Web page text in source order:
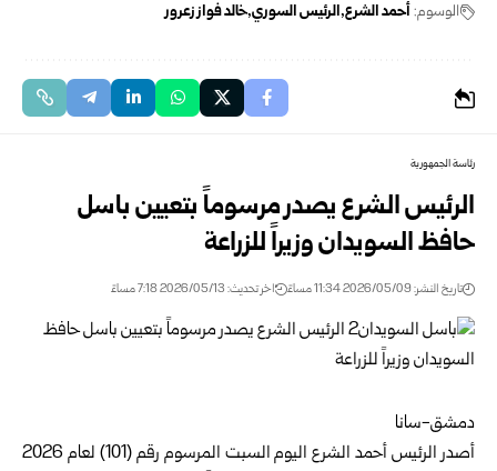
الوسوم: أحمد الشرع الرئيس السوري خالد فواز زعرور
رئاسة الجمهورية
الرئيس الشرع يصدر مرسوماً بتعيين باسل
حافظ السويدان وزيراً للزراعة
تاريخ النشر: 2026/05/09 11:34 مساءً اخر تحديث: 2026/05/13 7:18 مساءً
دمشق-سانا
أصدر الرئيس أحمد الشرع اليوم السبت المرسوم رقم (101) لعام 2026